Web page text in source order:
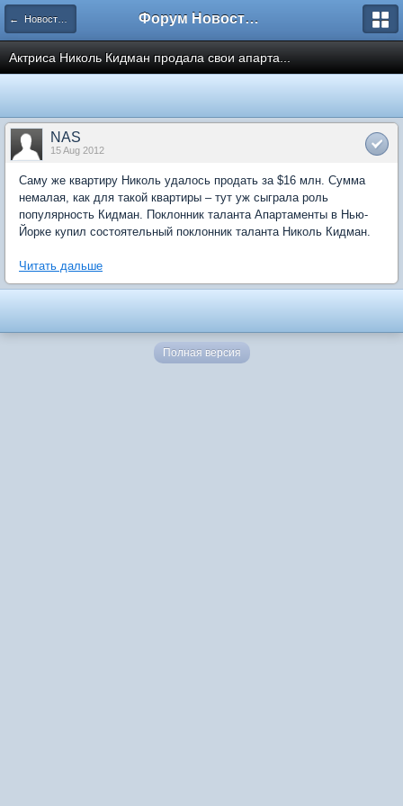
← Новости рынка недвижимости Форум Новостройки
Актриса Николь Кидман продала свои апарта...
NAS
15 Aug 2012
Саму же квартиру Николь удалось продать за $16 млн. Сумма
немалая, как для такой квартиры – тут уж сыграла роль
популярность Кидман. Поклонник таланта Апартаменты в Нью-
Йорке купил состоятельный поклонник таланта Николь Кидман.
Читать дальше
Полная версия